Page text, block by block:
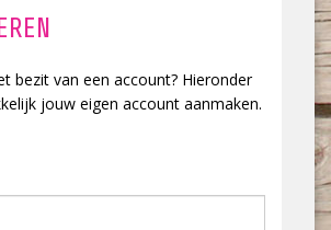
bezit van een account? Hieronder
jouw eigen account aanmaken.